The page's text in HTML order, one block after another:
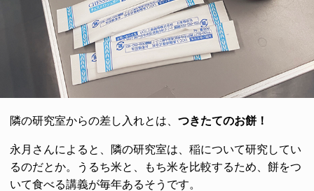
隣の研究室からの差し入れとは、 つきたてのお餅！
永月さんによると、隣の研究室は、稲について研究してい
るのだとか。うるち米と、もち米を比較するため、餅をつ
いて食べる講義が毎年あるそうです。